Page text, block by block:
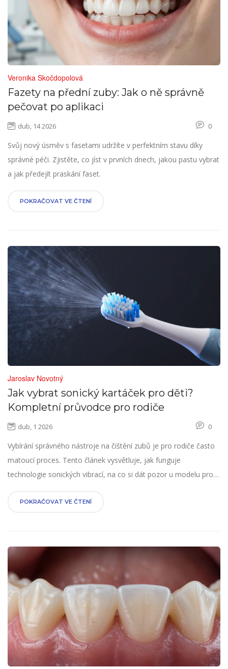
Veronika Skočdopolová
Fazety na přední zuby: Jak o ně správně
pečovat po aplikaci
dub, 14 2026 0
Svůj nový úsměv s fasetami udržíte v perfektním stavu díky
správné péči. Zjistěte, co jíst v prvních dnech, jakou pastu vybrat
a jak předejít praskání faset.
POKRAČOVAT VE ČTENÍ
Jaroslav Novotný
Jak vybrat sonický kartáček pro děti?
Kompletní průvodce pro rodiče
dub, 1 2026 0
Vybírání správného nástroje na čištění zubů je pro rodiče často
matoucí proces. Tento článek vysvětluje, jak funguje
technologie sonických vibrací, na co si dát pozor u modelu pro
POKRAČOVAT VE ČTENÍ